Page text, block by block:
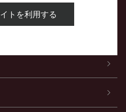
トを利用する